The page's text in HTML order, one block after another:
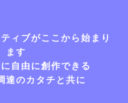
ィブがここから始まり
ます
自由に創作できる
達のカタチと共に